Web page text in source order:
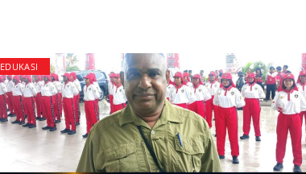
EDUKASI